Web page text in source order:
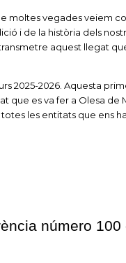
moltes vegades veiem
i de la història dels
aquest llegat
2025-2026. Aquesta
que es va fer a Olesa de
les entitats que ens
número 100